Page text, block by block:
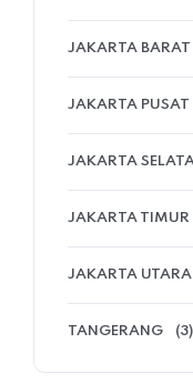
JAKARTA BARAT
JAKARTA PUSAT
JAKARTA
JAKARTA TIMUR
JAKARTA UTARA
TANGERANG (3)